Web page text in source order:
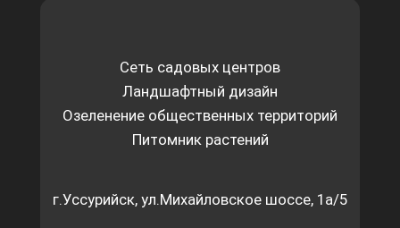
Сеть садовых центров
Ландшафтный дизайн
Озеленение общественных территорий
Питомник растений
г.Уссурийск, ул.Михайловское шоссе, 1а/5